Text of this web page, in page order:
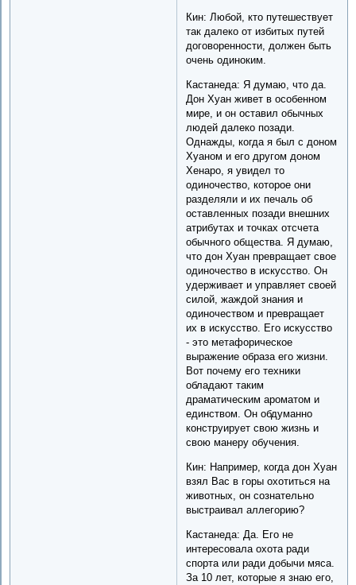
Кин: Любой, кто путешествует
так далеко от избитых путей
договоренности, должен быть
очень одиноким.
Кастанеда: Я думаю, что да.
Дон Хуан живет в особенном
мире, и он оставил обычных
людей далеко позади.
Однажды, когда я был с доном
Хуаном и его другом доном
Хенаро, я увидел то
одиночество, которое они
разделяли и их печаль об
оставленных позади внешних
атрибутах и точках отсчета
обычного общества. Я думаю,
что дон Хуан превращает свое
одиночество в искусство. Он
удерживает и управляет своей
силой, жаждой знания и
одиночеством и превращает
их в искусство. Его искусство
- это метафорическое
выражение образа его жизни.
Вот почему его техники
обладают таким
драматическим ароматом и
единством. Он обдуманно
конструирует свою жизнь и
свою манеру обучения.
Кин: Например, когда дон Хуан
взял Вас в горы охотиться на
животных, он сознательно
выстраивал аллегорию?
Кастанеда: Да. Его не
интересовала охота ради
спорта или ради добычи мяса.
За 10 лет, которые я знаю его,